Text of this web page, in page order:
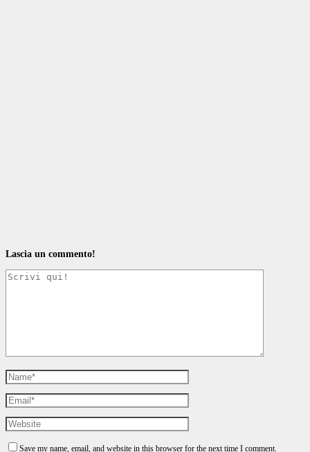
Lascia un commento!
Save my name, email, and website in this browser for the next time I comment.